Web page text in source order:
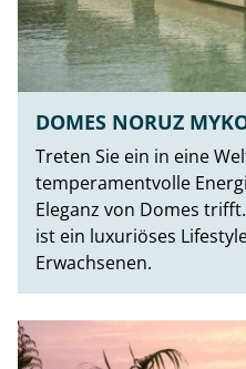
DOMES NORUZ
Treten Sie ein in eine
temperamentvolle
Eleganz von Domes
ist ein luxuriöses
Erwachsenen.